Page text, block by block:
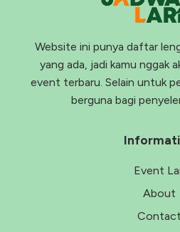
Website ini punya daftar
yang ada, jadi kamu nggak
event terbaru. Selain untuk
berguna bagi
Event
About
Contact